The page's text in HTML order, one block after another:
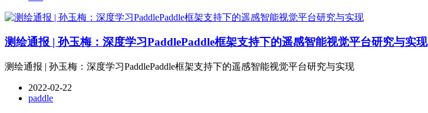
测绘通报 | 孙玉梅：深度学习PaddlePaddle框架支持下的遥感智能视觉平台研究与实现
测绘通报 | 孙玉梅：深度学习PaddlePaddle框架支持下的遥感智能视觉平台研究与实现
2022-02-22
paddle